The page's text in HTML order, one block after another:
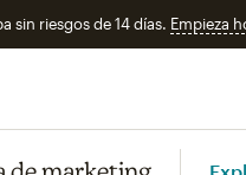
sin riesgos de 14 días. Empieza